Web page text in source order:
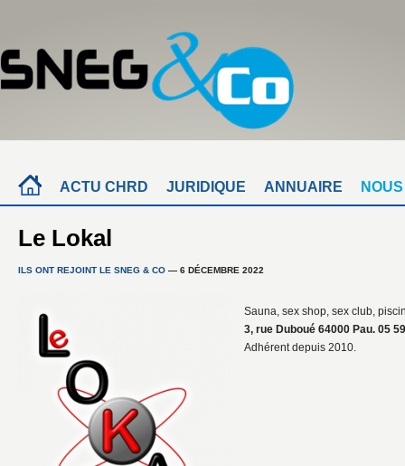
ACTU CHRD JURIDIQUE ANNUAIRE
Le Lokal
ILS ONT REJOINT LE SNEG & CO — 6 DÉCEMBRE 2022
Sauna, sex shop, sex club,
3, rue Duboué 64000 Pau. 05
Adhérent depuis 2010.